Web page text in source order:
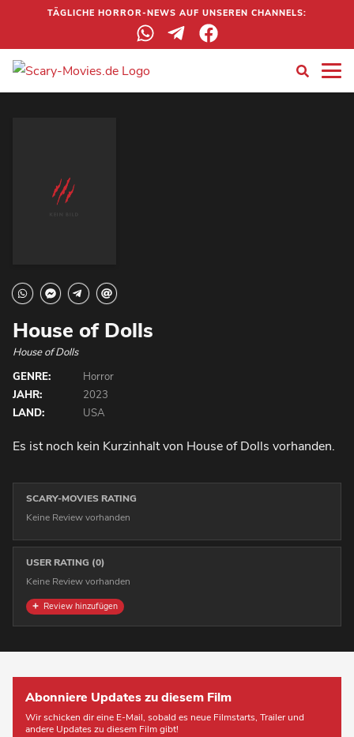
TÄGLICHE HORROR-NEWS AUF UNSEREN CHANNELS:
House of Dolls
House of Dolls
GENRE:
Horror
JAHR:
2023
LAND:
USA
Es ist noch kein Kurzinhalt von House of Dolls vorhanden.
SCARY-MOVIES RATING
Keine Review vorhanden
USER RATING (0)
Keine Review vorhanden
Review hinzufügen
Abonniere Updates zu diesem Film
Wir schicken dir eine E-Mail, sobald es neue Filmstarts, Trailer und
andere Updates zu diesem Film gibt!